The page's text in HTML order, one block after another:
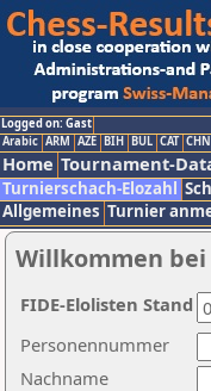
Logged on: Gast
Arabic ARM AZE BIH BUL CAT CHN
Home Tournament-
Turnierschach-Elozahl
Allgemeines Turnier
Willkommen bei
Nachname
Personennummer
FIDE-Elolisten Stand